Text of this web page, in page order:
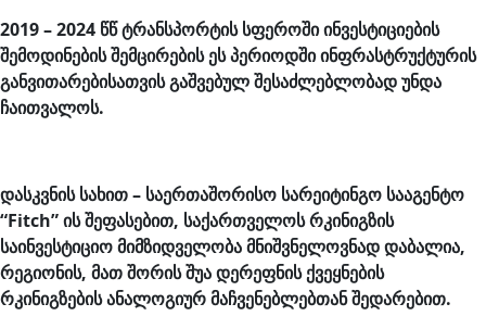
2019 – 2024 წწ ტრანსპორტის სფეროში ინვესტიციების
შემოდინების შემცირების ეს პერიოდში ინფრასტრუქტურის
განვითარებისათვის გაშვებულ შესაძლებლობად უნდა
ჩაითვალოს.
დასკვნის სახით – საერთაშორისო სარეიტინგო სააგენტო
“Fitch”ის შეფასებით, საქართველოს რკინიგზის
საინვესტიციო მიმზიდველობა მნიშვნელოვნად დაბალია,
რეგიონის, მათ შორის შუა დერეფნის ქვეყნების
რკინიგზების ანალოგიურ მაჩვენებლებთან შედარებით.